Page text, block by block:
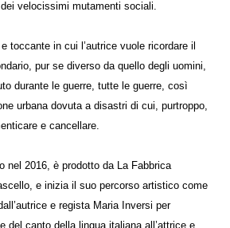
velocissimi mutamenti sociali.
toccante in cui l’autrice vuole ricordare il
pur se diverso da quello degli uomini,
durante le guerre, tutte le guerre, così
urbana dovuta a disastri di cui, purtroppo,
e cancellare.
nel 2016, è prodotto da La Fabbrica
e inizia il suo percorso artistico come
e regista Maria Inversi per
del canto della lingua italiana all’attrice e